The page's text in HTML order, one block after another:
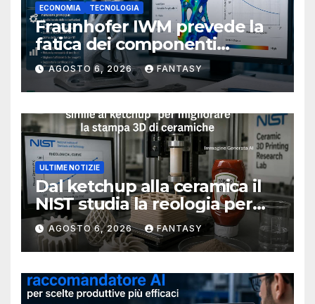
ECONOMIA TECNOLOGIA
Fraunhofer IWM prevede la
fatica dei componenti
metallici stampati in 3D
AGOSTO 6, 2026 FANTASY
ULTIME NOTIZIE
Dal ketchup alla ceramica il
NIST studia la reologia per
rendere più affidabile la
stampa 3D
AGOSTO 6, 2026 FANTASY